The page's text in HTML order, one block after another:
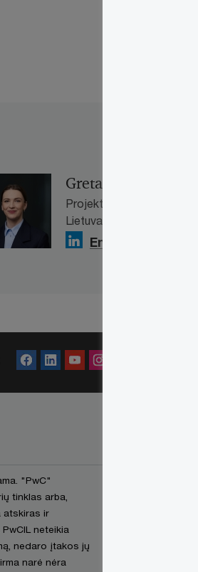
Greta Liutkutė
Projektų vadovė,
Lietuva
Email
"PwC"
tinklas arba,
atskiras ir
neteikia
nedaro įtakos jų
narė nėra